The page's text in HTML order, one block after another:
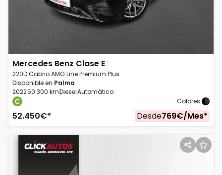
Mercedes Benz Clase E
220D Cabrio AMG Line Premium Plus
Disponible en Palma
202250.300 kmDieselAutomático
Colores:
52.450€* Desde769€/Mes*